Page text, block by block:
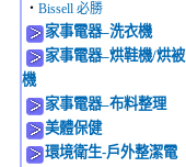
‧ Bissell 必勝
家事電器–洗衣機
家事電器–烘鞋機/烘被
機
家事電器–布料整理
美體保健
環境衛生-戶外整潔電